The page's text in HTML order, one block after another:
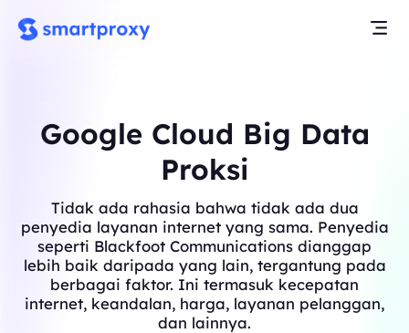
Google Cloud Big Data
Proksi
Tidak ada rahasia bahwa tidak ada dua
penyedia layanan internet yang sama. Penyedia
seperti Blackfoot Communications dianggap
lebih baik daripada yang lain, tergantung pada
berbagai faktor. Ini termasuk kecepatan
internet, keandalan, harga, layanan pelanggan,
dan lainnya.